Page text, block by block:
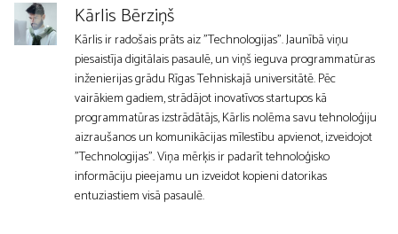
Kārlis Bērziņš
Kārlis ir radošais prāts aiz "Technologijas". Jaunībā viņu
piesaistīja digitālais pasaulē, un viņš ieguva programmatūras
inženierijas grādu Rīgas Tehniskajā universitātē. Pēc
vairākiem gadiem, strādājot inovatīvos startupos kā
programmatūras izstrādātājs, Kārlis nolēma savu tehnoloģiju
aizraušanos un komunikācijas mīlestību apvienot, izveidojot
"Technologijas". Viņa mērķis ir padarīt tehnoloģisko
informāciju pieejamu un izveidot kopieni datorikas
entuziastiem visā pasaulē.